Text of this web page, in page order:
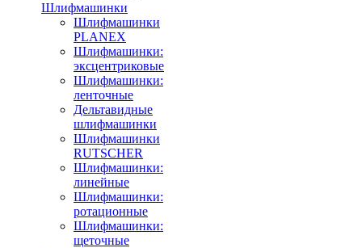
Шлифмашинки
Шлифмашинки
PLANEX
Шлифмашинки:
эксцентриковые
Шлифмашинки:
ленточные
Дельтавидные
шлифмашинки
Шлифмашинки
RUTSCHER
Шлифмашинки:
линейные
Шлифмашинки:
ротационные
Шлифмашинки:
щеточные